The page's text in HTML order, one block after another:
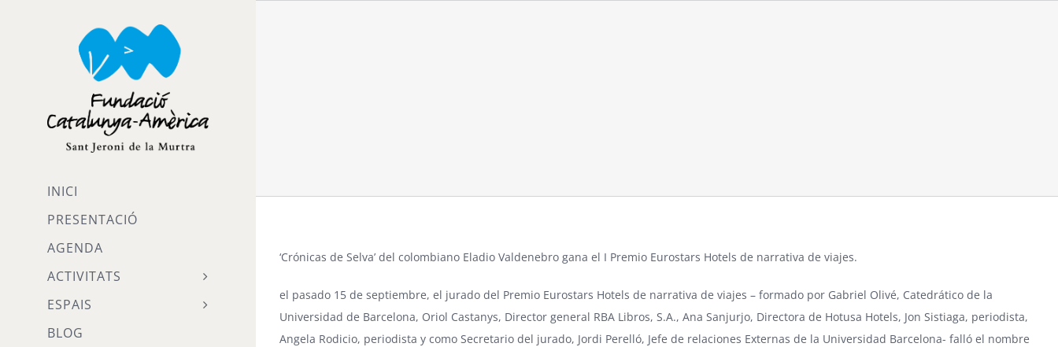
INICI
PRESENTACIÓ
AGENDA
ACTIVITATS
ESPAIS
BLOG
‘Crónicas de Selva’ del colombiano Eladio Valdenebro gana el I Premio Eurostars Hotels de narrativa de viajes.
el pasado 15 de septiembre, el jurado del Premio Eurostars Hotels de narrativa de viajes – formado por Gabriel Olivé, Catedrático de la
Universidad de Barcelona, Oriol Castanys, Director general RBA Libros, S.A., Ana Sanjurjo, Directora de Hotusa Hotels, Jon Sistiaga, periodista,
Angela Rodicio, periodista y como Secretario del jurado, Jordi Perelló, Jefe de relaciones Externas de la Universidad Barcelona- falló el nombre